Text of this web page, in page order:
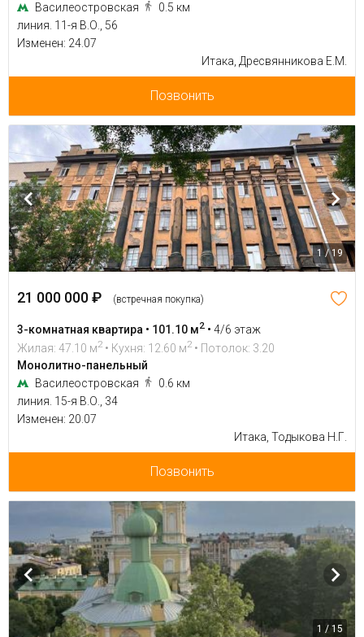
Василеостровская
0.5 км
линия. 11-я В.О., 56
Изменен: 24.07
Итака, Дресвянникова Е.М.
Позвонить
1 / 19
21 000 000 ₽ (встречная покупка)
3-комнатная квартира • 101.10 м2 • 4/6 этаж
Жилая: 47.10 м2 • Кухня: 12.60 м2 • Потолок: 3.20
Монолитно-панельный
Василеостровская
0.6 км
линия. 15-я В.О., 34
Изменен: 20.07
Итака, Тодыкова Н.Г.
Позвонить
1 / 15